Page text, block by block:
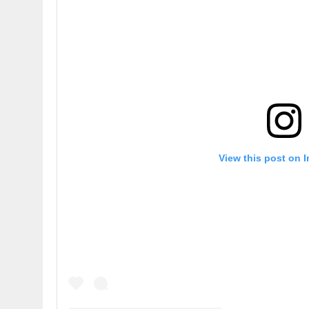
View this post on